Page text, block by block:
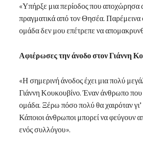
«Υπήρξε μια περίοδος που αποχώρησα
πραγματικά από τον Θησέα. Παρέμεινα
ομάδα δεν μου επέτρεπε να
Αφιέρωσες την άνοδο στον Γιάννη
«Η σημερινή άνοδος έχει μια πολύ
Γιάννη Κουκουβίνο. Έναν άνθρωπο
ομάδα. Ξέρω πόσο πολύ θα χαιρόταν γι’
Κάποιοι άνθρωποι μπορεί να φεύγουν
ενός συλλόγου».